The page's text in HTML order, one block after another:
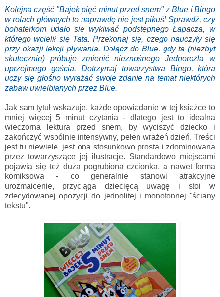
Kolejna część "Bajek pięć minut przed snem" z Blue i Bingo
w rolach głównych to naprawdę nie jest pikuś! Sprawdź, czy
bohaterkom udało się wykiwać podstępnego Łapacza, w
którego wcielił się Tata. Przekonaj się, czego nauczyły się
przy okazji lekcji pływania. Dołącz do Blue, gdy ta (niezbyt
skutecznie) próbuje zmienić nieznośnego Jednorożla w
uprzejmego gościa. Dotrzymaj towarzystwa Bingo, która
uczy się głośno wyrażać swoje zdanie na temat niektórych
zabaw uwielbianych przez Blue.
Jak sam tytuł wskazuje, każde opowiadanie w tej książce to
mniej więcej 5 minut czytania - dlatego jest to idealna
wieczorna lektura przed snem, by wyciszyć dziecko i
zakończyć wspólnie intensywny, pełen wrażeń dzień. Treści
jest tu niewiele, jest ona stosunkowo prosta i zdominowana
przez towarzyszące jej ilustracje. Standardowo miejscami
pojawia się też duża pogrubiona czcionka, a nawet forma
komiksowa - co generalnie stanowi atrakcyjne
urozmaicenie, przyciąga dziecięcą uwagę i stoi w
zdecydowanej opozycji do jednolitej i monotonnej "ściany
tekstu".